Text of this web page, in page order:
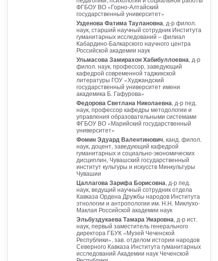
ФГБОУ ВО «Горно-Алтайский
государственный университет»
Узденова Фатима Таулановна, д-р филол.
наук, старший научный сотрудник Института
гуманитарных исследований – филиал
Кабардино-Балкарского научного центра
Российской академии наук
Ульмасова Замирахон Хабибуллоевна, д-р
филол. наук, профессор, заведующий
кафедрой современной таджикской
литературы ГОУ «Худжандский
государственный университет имени
академика Б. Гафурова»
Федорова Светлана Николаевна, д-р пед.
наук, профессор кафедры методологии и
управления образовательными системами
ФГБОУ ВО «Марийский государственный
университет»
Фомин Эдуард Валентинович, канд. филол.
наук, доцент, заведующий кафедрой
гуманитарных и социально-экономических
дисциплин, Чувашский государственный
институт культуры и искусств Минкультуры
Чувашии
Цаллагова Зарифа Борисовна, д-р пед.
наук, ведущий научный сотрудник отдела
Кавказа Ордена Дружбы народов Института
этнологии и антропологии им. Н.Н. Миклухо-
Маклая Российской академии наук
Эльбуздукаева Тамара Умаровна, д-р ист.
наук, первый заместитель генерального
директора ГБУК «Музей Чеченской
Республики», зав. отделом истории народов
Северного Кавказа Института гуманитарных
исследований Академии наук Чеченской